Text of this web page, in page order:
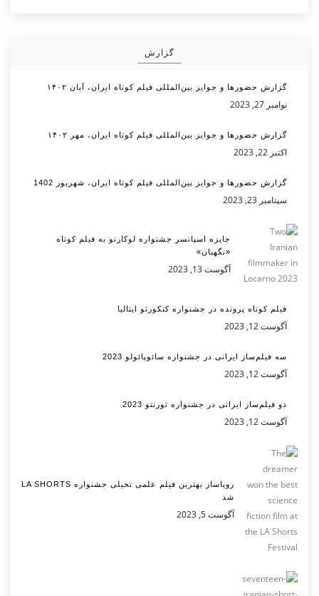
گزارش
گزارش حضورها و جوایز بین‌المللی فیلم کوتاه ایران، آبان ۱۴۰۲
نوامبر 27, 2023
گزارش حضورها و جوایز بین‌المللی فیلم کوتاه ایران، مهر ۱۴۰۲
اکتبر 22, 2023
گزارش حضورها و جوایز بین‌المللی فیلم کوتاه ایران، شهریور 1402
سپتامبر 23, 2023
جایزه اسپانسر جشنواره لوکارنو به فیلم کوتاه
«نگهبان»
آگوست 13, 2023
فیلم کوتاه پرونده در جشنواره کنکورتو ایتالیا
آگوست 12, 2023
سه فیلم‌ساز ایرانی در جشنواره سائوپائولو 2023
آگوست 12, 2023
دو فیلم‌ساز ایرانی در جشنواره تورنتو 2023
آگوست 12, 2023
رویاساز بهترین فیلم علمی تخیلی جشنواره LA SHORTS
شد
آگوست 5, 2023